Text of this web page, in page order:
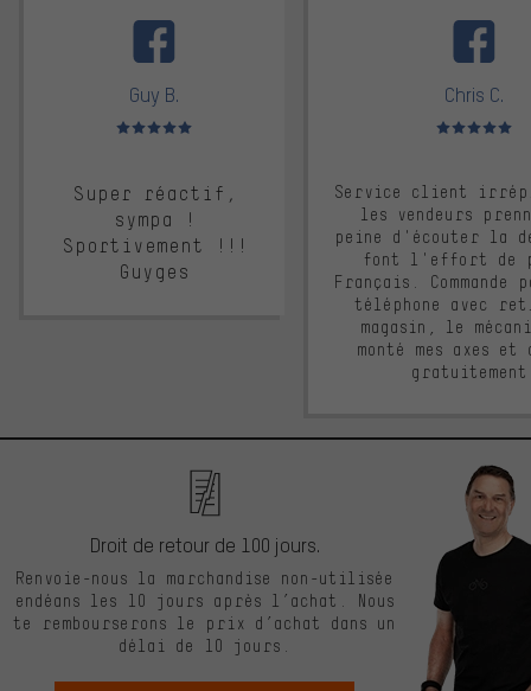
Guy B.
Note moyenne : 5 sur 5
Super réactif,
sympa !
Sportivement !!!
Guyges
Chris C.
Note moyenne :
Service client
les vendeurs
peine d'écouter la
font l'effort de
Français. Commande
téléphone avec
magasin, le
monté mes axes et
Droit de retour de 100 jours.
Renvoie-nous la marchandise non-utilisée
endéans les 10 jours après l’achat. Nous
te rembourserons le prix d’achat dans un
délai de 10 jours.